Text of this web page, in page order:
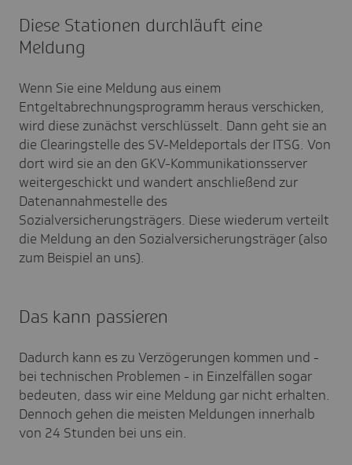
Diese Stationen durchläuft eine
Meldung
Wenn Sie eine Meldung aus einem
Entgeltabrechnungsprogramm heraus verschicken,
wird diese zunächst verschlüsselt. Dann geht sie an
die Clearingstelle des SV-Meldeportals der ITSG. Von
dort wird sie an den GKV-Kommunikationsserver
weitergeschickt und wandert anschließend zur
Datenannahmestelle des
Sozialversicherungsträgers. Diese wiederum verteilt
die Meldung an den Sozialversicherungsträger (also
zum Beispiel an uns).
Das kann passieren
Dadurch kann es zu Verzögerungen kommen und -
bei technischen Problemen - in Einzelfällen sogar
bedeuten, dass wir eine Meldung gar nicht erhalten.
Dennoch gehen die meisten Meldungen innerhalb
von 24 Stunden bei uns ein.